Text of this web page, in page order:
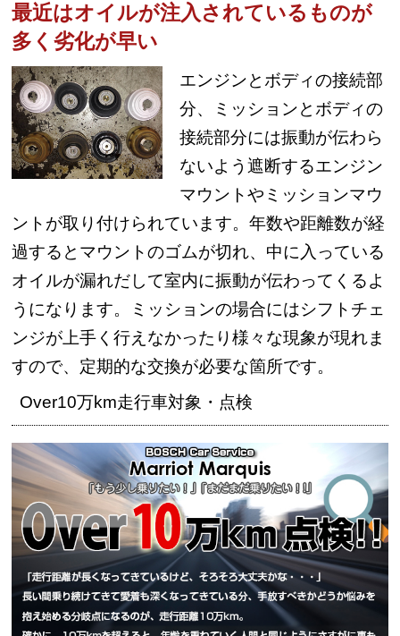
最近はオイルが注入されているものが
多く劣化が早い
エンジンとボディの接続部
分、ミッションとボディの
接続部分には振動が伝わら
ないよう遮断するエンジン
マウントやミッションマウ
ントが取り付けられています。年数や距離数が経
過するとマウントのゴムが切れ、中に入っている
オイルが漏れだして室内に振動が伝わってくるよ
うになります。ミッションの場合にはシフトチェ
ンジが上手く行えなかったり様々な現象が現れま
すので、定期的な交換が必要な箇所です。
Over10万km走行車対象・点検